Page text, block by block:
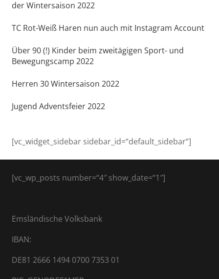
der Wintersaison 2022
TC Rot-Weiß Haren nun auch mit Instagram Account
Über 90 (!) Kinder beim zweitägigen Sport- und
Bewegungscamp 2022
Herren 30 Wintersaison 2022
Jugend Adventsfeier 2022
[vc_widget_sidebar sidebar_id=“default_sidebar“]
[vc_wp_posts number=“4″ show_date=“1″]
Emsländische Volksbank
IBAN:
DE81 2666 1494 0700 7353 01